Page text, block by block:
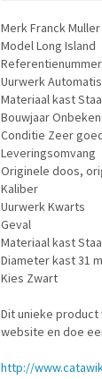
Merk Franck Muller
Model Long Island
Uurwerk
Materiaal kast
Bouwjaar
Conditie Zeer
Leveringsomvang
Originele doos,
Kaliber
Uurwerk Kwarts
Geval
Materiaal kast
Diameter kast 31
Kies Zwart
Dit unieke
website en doe
http://